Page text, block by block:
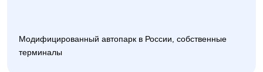
Модифицированный автопарк в России, собственные
терминалы